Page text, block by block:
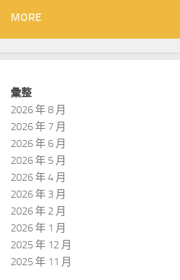
MORE
彙整
2026 年 8 月
2026 年 7 月
2026 年 6 月
2026 年 5 月
2026 年 4 月
2026 年 3 月
2026 年 2 月
2026 年 1 月
2025 年 12 月
2025 年 11 月